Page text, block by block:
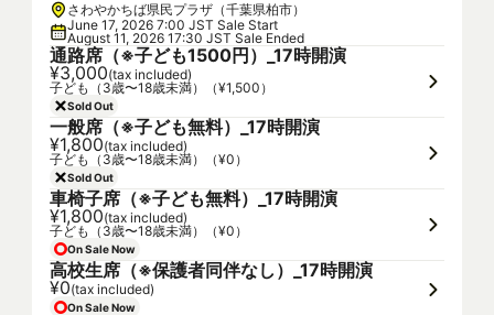
さわやかちば県民プラザ（千葉県柏市）
June 17, 2026 7:00 JST Sale Start
August 11, 2026 17:30 JST Sale Ended
通路席（※子ども1500円）_17時開演
¥3,000(tax included)
子ども（3歳〜18歳未満）（¥1,500）
Sold Out
一般席（※子ども無料）_17時開演
¥1,800(tax included)
子ども（3歳〜18歳未満）（¥0）
Sold Out
車椅子席（※子ども無料）_17時開演
¥1,800(tax included)
子ども（3歳〜18歳未満）（¥0）
On Sale Now
高校生席（※保護者同伴なし）_17時開演
¥0(tax included)
On Sale Now